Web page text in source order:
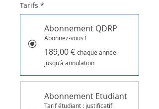
Tarifs *
Abonnement QDRP
Abonnez-vous !
189,00 € chaque année
jusqu'à annulation
Abonnement Etudiant
Tarif étudiant : justificatif